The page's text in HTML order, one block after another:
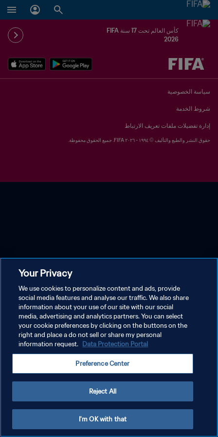
كأس العالم تحت 17 سنة FIFA
2026
يُحدَّد لاحقاً ضد يُحدَّد لاحقاً
سياسة الخصوصية
شروط الخدمة
إدارة تفضيلات ملفات تعريف الارتباط
حقوق النشر والطبع والتأليف © ١٩٩٤ - ٢٠٢٦ FIFA. جميع الحقوق محفوظة.
Your Privacy
We use cookies to personalize content and ads, provide
social media features and analyse our traffic. We also share
information about your use of our site with our social
media, advertising and analytics partners. You can select
your cookie preferences by clicking on the buttons on the
right and place a do not sell or share my personal
information request. Data Protection Portal
Preference Center
Reject All
I'm OK with that